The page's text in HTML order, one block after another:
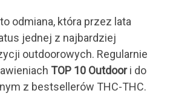
to odmiana, która przez lata
jednej z najbardziej
outdoorowych. Regularnie
TOP 10 Outdoori do
z bestsellerów THC-THC.